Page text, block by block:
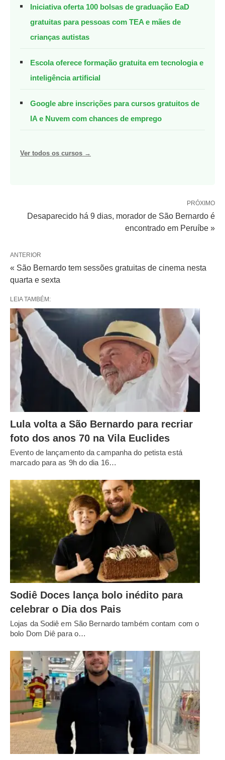
Iniciativa oferta 100 bolsas de graduação EaD
gratuitas para pessoas com TEA e mães de
crianças autistas
Escola oferece formação gratuita em tecnologia e
inteligência artificial
Google abre inscrições para cursos gratuitos de
IA e Nuvem com chances de emprego
Ver todos os cursos →
PRÓXIMO
Desaparecido há 9 dias, morador de São Bernardo é
encontrado em Peruíbe »
ANTERIOR
« São Bernardo tem sessões gratuitas de cinema nesta
quarta e sexta
LEIA TAMBÉM:
Lula volta a São Bernardo para recriar
foto dos anos 70 na Vila Euclides
Evento de lançamento da campanha do petista está
marcado para as 9h do dia 16…
Sodiê Doces lança bolo inédito para
celebrar o Dia dos Pais
Lojas da Sodiê em São Bernardo também contam com o
bolo Dom Diê para o…